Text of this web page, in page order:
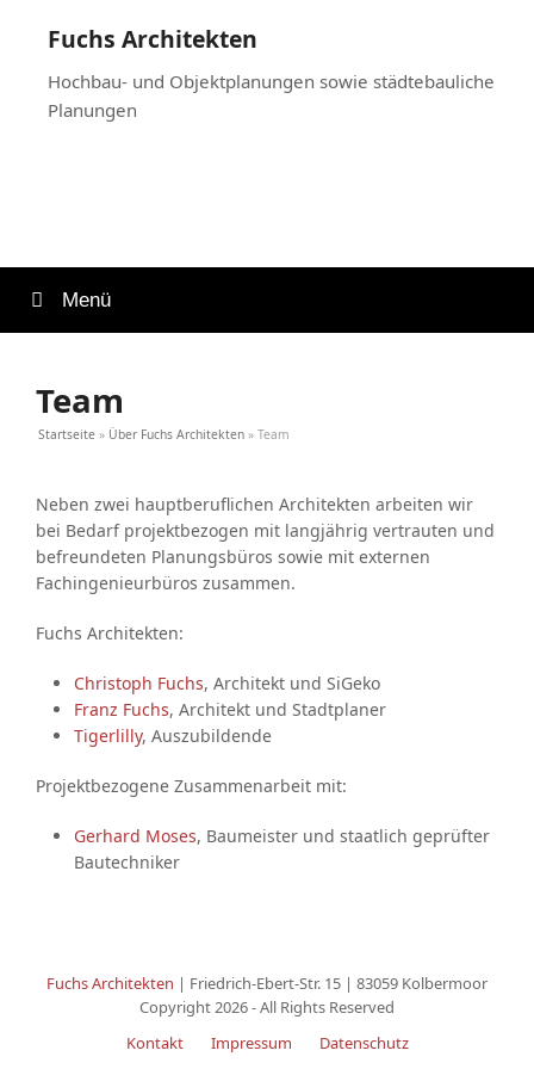
Fuchs Architekten
Hochbau- und Objektplanungen sowie städtebauliche
Planungen
Menü
Team
Startseite » Über Fuchs Architekten » Team
Neben zwei hauptberuflichen Architekten arbeiten wir
bei Bedarf projektbezogen mit langjährig vertrauten und
befreundeten Planungsbüros sowie mit externen
Fachingenieurbüros zusammen.
Fuchs Architekten:
Christoph Fuchs, Architekt und SiGeko
Franz Fuchs, Architekt und Stadtplaner
Tigerlilly, Auszubildende
Projektbezogene Zusammenarbeit mit:
Gerhard Moses, Baumeister und staatlich geprüfter
Bautechniker
Fuchs Architekten | Friedrich-Ebert-Str. 15 | 83059 Kolbermoor
Copyright 2026 - All Rights Reserved
Kontakt
Impressum Datenschutz